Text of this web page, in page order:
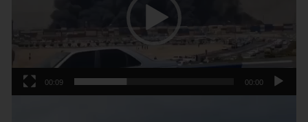
00:00
00:09